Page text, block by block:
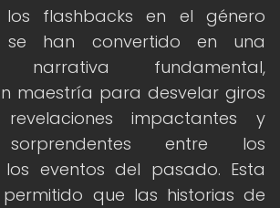
flashbacks en el género
se han convertido en una
narrativa fundamental,
maestría para desvelar giros
revelaciones impactantes y
sorprendentes entre los
eventos del pasado. Esta
que las historias de